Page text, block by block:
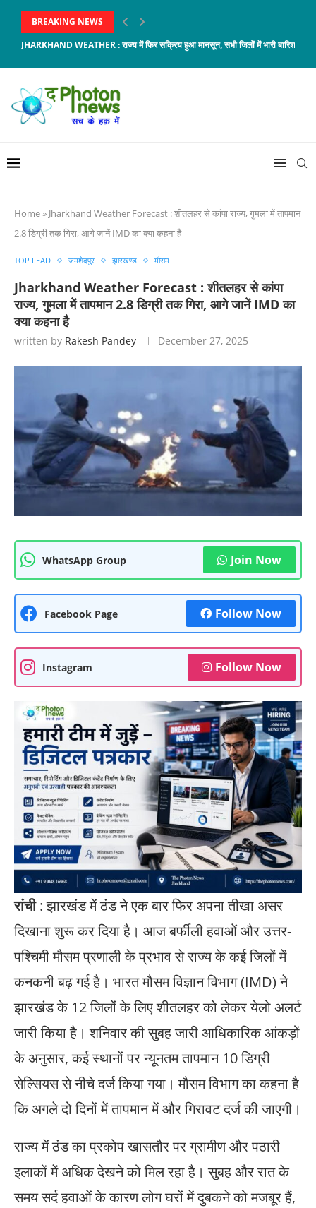
BREAKING NEWS
JHARKHAND WEATHER : राज्य में फिर सक्रिय हुआ मानसून, सभी जिलों में भारी बारिश और...
Home» Jharkhand Weather Forecast : शीतलहर से कांपा राज्य, गुमला में तापमान
2.8 डिग्री तक गिरा, आगे जानें IMD का क्या कहना है
TOP LEAD जमशेदपुर झारखण्ड मौसम
Jharkhand Weather Forecast : शीतलहर से कांपा
राज्य, गुमला में तापमान 2.8 डिग्री तक गिरा, आगे जानें IMD का
क्या कहना है
written by Rakesh Pandey December 27, 2025
WhatsApp Group Join Now
Facebook Page Follow Now
Instagram Follow Now
रांची: झारखंड में ठंड ने एक बार फिर अपना तीखा असर
दिखाना शुरू कर दिया है। आज बर्फीली हवाओं और उत्तर-
पश्चिमी मौसम प्रणाली के प्रभाव से राज्य के कई जिलों में
कनकनी बढ़ गई है। भारत मौसम विज्ञान विभाग (IMD) ने
झारखंड के 12 जिलों के लिए शीतलहर को लेकर येलो अलर्ट
जारी किया है। शनिवार की सुबह जारी आधिकारिक आंकड़ों
के अनुसार, कई स्थानों पर न्यूनतम तापमान 10 डिग्री
सेल्सियस से नीचे दर्ज किया गया। मौसम विभाग का कहना है
कि अगले दो दिनों में तापमान में और गिरावट दर्ज की जाएगी।
राज्य में ठंड का प्रकोप खासतौर पर ग्रामीण और पठारी
इलाकों में अधिक देखने को मिल रहा है। सुबह और रात के
समय सर्द हवाओं के कारण लोग घरों में दुबकने को मजबूर हैं,